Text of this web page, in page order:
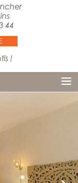
44
!